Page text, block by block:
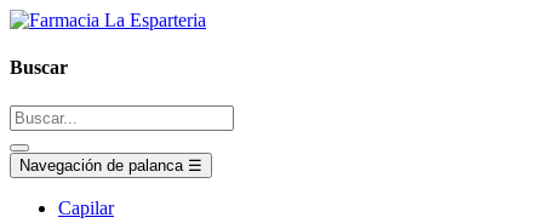
Buscar
Navegación de palanca ☰
Capilar